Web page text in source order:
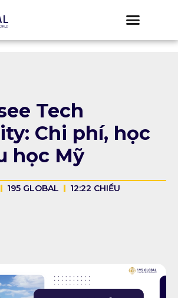
Tech
Chi phí, học
học Mỹ
195 GLOBAL 12:22 CHIỀU